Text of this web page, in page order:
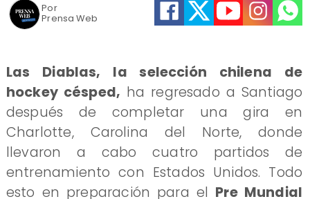
Prensa Web
Por
Las Diablas, la selección chilena de
hockey césped, ha regresado a Santiago
después de completar una gira en
Charlotte, Carolina del Norte, donde
llevaron a cabo cuatro partidos de
entrenamiento con Estados Unidos. Todo
esto en preparación para el Pre Mundial